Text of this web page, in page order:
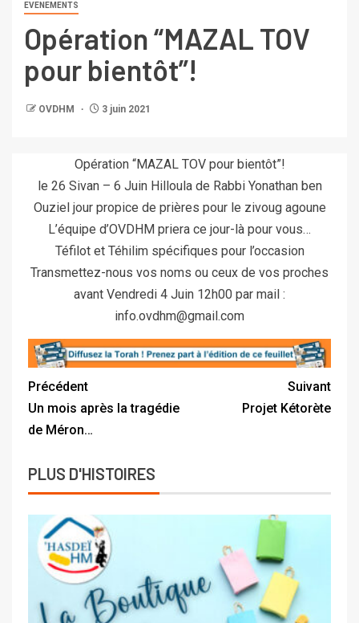
EVENEMENTS
Opération “MAZAL TOV
pour bientôt”!
OVDHM 3 juin 2021
Opération “MAZAL TOV pour bientôt”!
le 26 Sivan – 6 Juin Hilloula de Rabbi Yonathan ben
Ouziel jour propice de prières pour le zivoug agoune
L’équipe d’OVDHM priera ce jour-là pour vous…
Téfilot et Téhilim spécifiques pour l’occasion
Transmettez-nous vos noms ou ceux de vos proches
avant Vendredi 4 Juin 12h00 par mail :
info.ovdhm@gmail.com
Précédent
Un mois après la tragédie
de Méron…
Suivant
Projet Kétorète
PLUS D'HISTOIRES